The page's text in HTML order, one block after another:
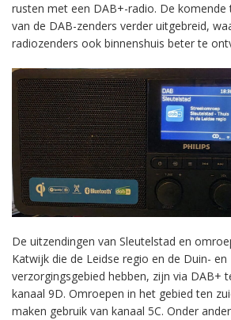
rusten met een DAB+-radio. De
van de DAB-zenders verder uitgebreid,
radiozenders ook binnenshuis beter te
De uitzendingen van Sleutelstad en
Katwijk die de Leidse regio en de Duin-
verzorgingsgebied hebben, zijn via DAB+
kanaal 9D. Omroepen in het gebied ten
maken gebruik van kanaal 5C. Onder